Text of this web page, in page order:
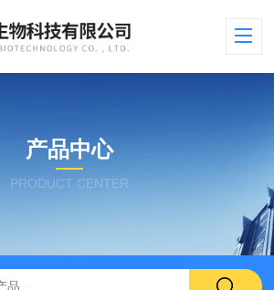
产品中心
PRODUCT CENTER